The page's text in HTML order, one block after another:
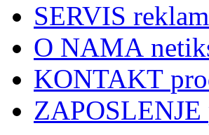
SERVIS
O NAMA
KONTAKT
ZAPOSLENJE